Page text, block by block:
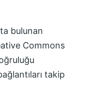
bulunan
Commons
takip